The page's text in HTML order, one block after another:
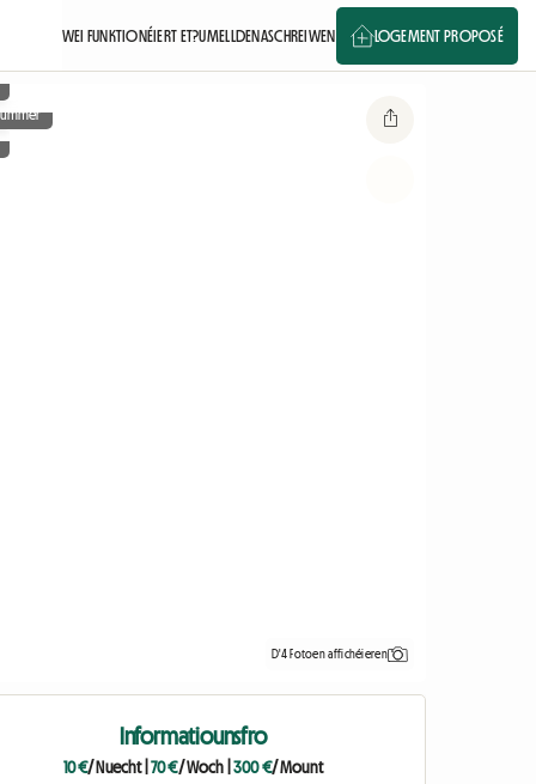
WEI FUNKTIONÉIERT ET?UMELLDENASCHREIWEN LOGEMENT PROPOSÉ
D'4 Fotoen affichéieren
Informatiounsfro
10 €/ Nuecht| 70 €/ Woch |300 €/ Mount